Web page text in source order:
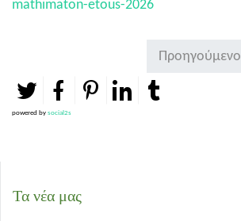
mathimaton-etous-2026
Προηγούμενο
powered by social2s
Τα νέα μας